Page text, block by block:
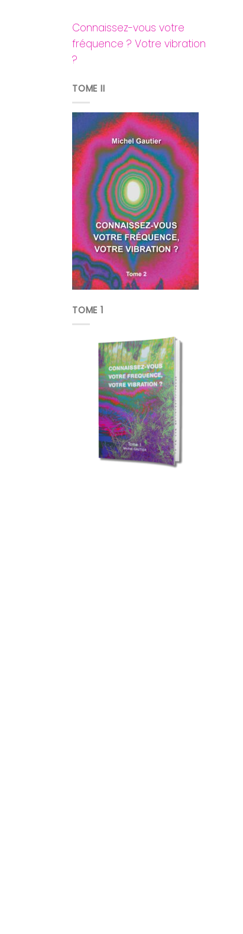
Connaissez-vous votre
fréquence ? Votre vibration
?
TOME II
TOME 1